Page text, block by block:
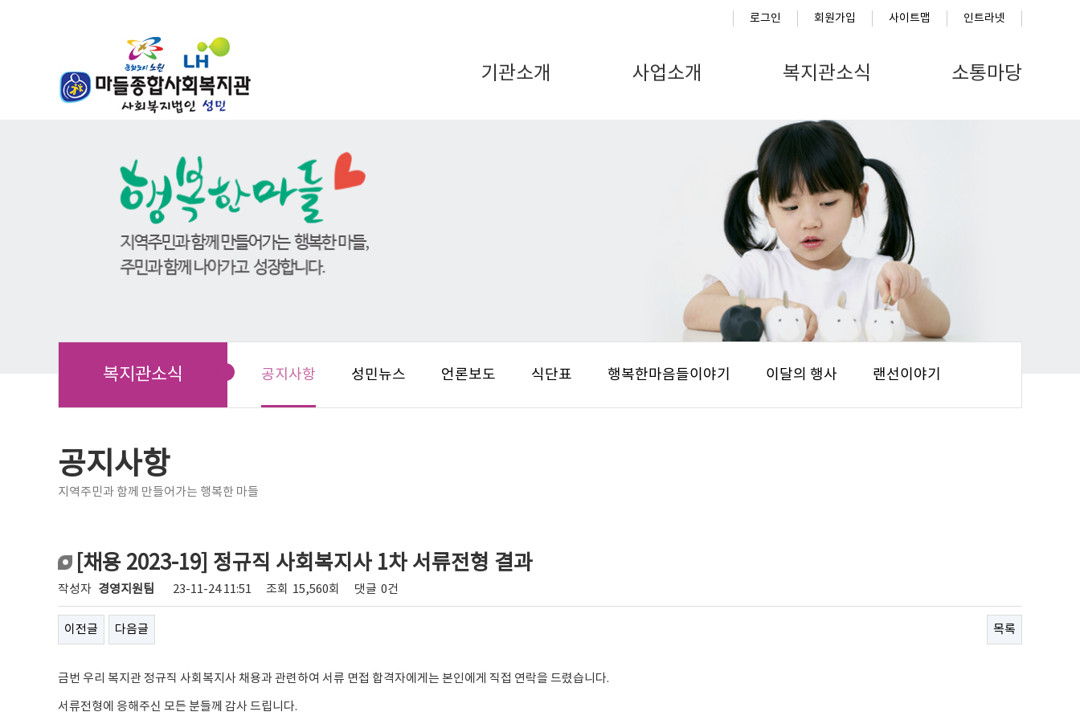
로그인 회원가입 사이트맵 인트라넷
기관소개 사업소개 복지관소식 소통마당
복지관소식 공지사항 성민뉴스 언론보도 식단표 행복한마음들이야기 이달의 행사 랜선이야기
공지사항
지역주민과 함께 만들어가는 행복한 마들
[채용 2023-19] 정규직 사회복지사 1차 서류전형 결과
작성자 경영지원팀 23-11-24 11:51 조회 15,560회 댓글 0건
이전글 다음글 목록
금번 우리 복지관 정규직 사회복지사 채용과 관련하여 서류 면접 합격자에게는 본인에게 직접 연락을 드렸습니다.
서류전형에 응해주신 모든 분들께 감사 드립니다.